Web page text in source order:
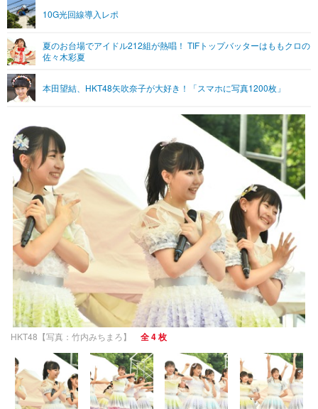
グラビア
ショッピング その他
ライフTOP
その他
リリース一覧
プッシュ通知の停止方法
10G光回線導入レポ
夏のお台場でアイドル212組が熱唱！ TIFトップバッターはももクロの
佐々木彩夏
本田望結、HKT48矢吹奈子が大好き！「スマホに写真1200枚」
HKT48【写真：竹内みちまろ】 全 4 枚